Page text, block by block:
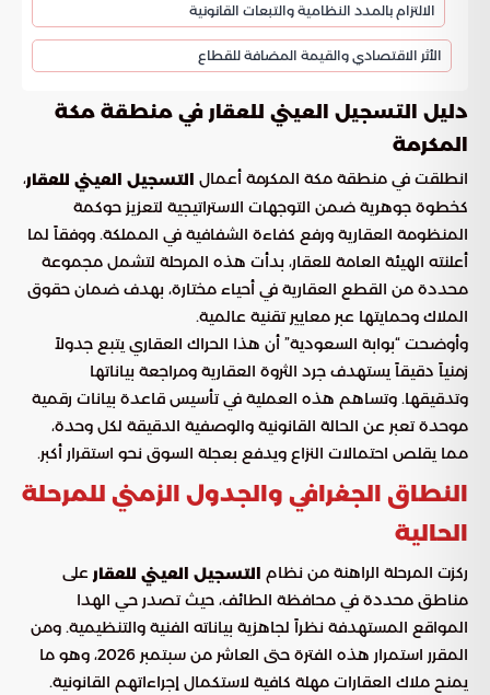
الالتزام بالمدد النظامية والتبعات القانونية
الأثر الاقتصادي والقيمة المضافة للقطاع
دليل التسجيل العيني للعقار في منطقة مكة
المكرمة
انطلقت في منطقة مكة المكرمة أعمال التسجيل العيني للعقار،
كخطوة جوهرية ضمن التوجهات الاستراتيجية لتعزيز حوكمة
المنظومة العقارية ورفع كفاءة الشفافية في المملكة. ووفقاً لما
أعلنته الهيئة العامة للعقار، بدأت هذه المرحلة لتشمل مجموعة
محددة من القطع العقارية في أحياء مختارة، بهدف ضمان حقوق
الملاك وحمايتها عبر معايير تقنية عالمية.
وأوضحت “بوابة السعودية” أن هذا الحراك العقاري يتبع جدولاً
زمنياً دقيقاً يستهدف جرد الثروة العقارية ومراجعة بياناتها
وتدقيقها. وتساهم هذه العملية في تأسيس قاعدة بيانات رقمية
موحدة تعبر عن الحالة القانونية والوصفية الدقيقة لكل وحدة،
مما يقلص احتمالات النزاع ويدفع بعجلة السوق نحو استقرار أكبر.
النطاق الجغرافي والجدول الزمني للمرحلة
الحالية
ركزت المرحلة الراهنة من نظام التسجيل العيني للعقار على
مناطق محددة في محافظة الطائف، حيث تصدر حي الهدا
المواقع المستهدفة نظراً لجاهزية بياناته الفنية والتنظيمية. ومن
المقرر استمرار هذه الفترة حتى العاشر من سبتمبر 2026، وهو ما
يمنح ملاك العقارات مهلة كافية لاستكمال إجراءاتهم القانونية.